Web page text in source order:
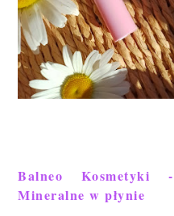
Balneo Kosmetyki
Mineralne w płynie